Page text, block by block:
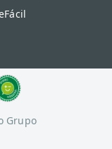
Grupo